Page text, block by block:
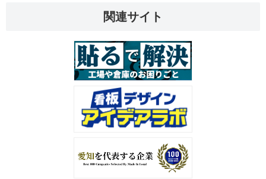
関連サイト